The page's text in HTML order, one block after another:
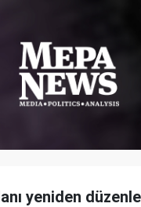
yeniden